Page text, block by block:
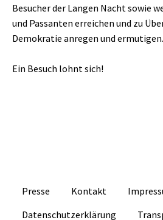
Besucher der Langen Nacht sowie
und Passanten erreichen und zu
Demokratie anregen und ermutigen.
Ein Besuch lohnt sich!
Presse Kontakt
Datenschutzerklärung